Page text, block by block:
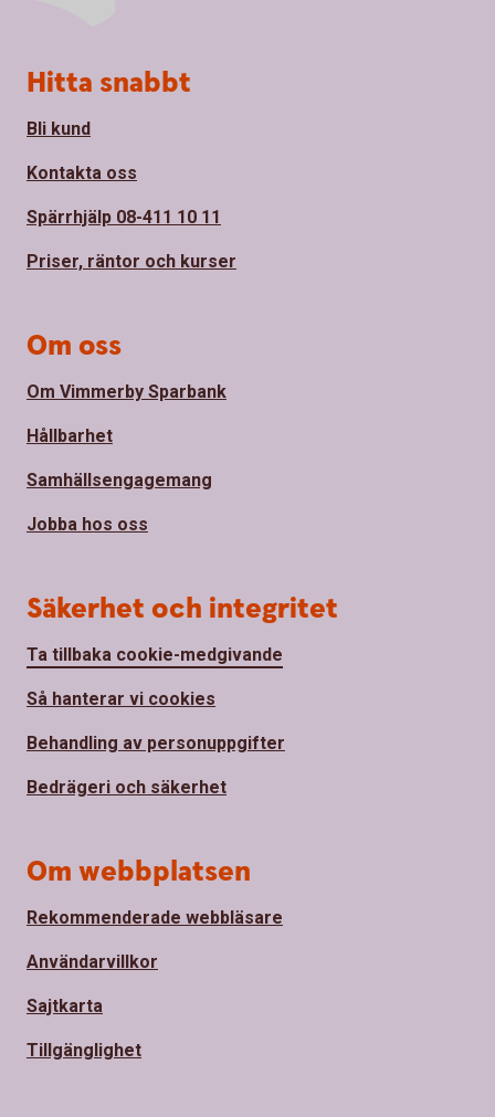
Sidfot
Hitta snabbt
Bli kund
Kontakta oss
Spärrhjälp 08-411 10 11
Priser, räntor och kurser
Om oss
Om Vimmerby Sparbank
Hållbarhet
Samhällsengagemang
Jobba hos oss
Säkerhet och integritet
Ta tillbaka cookie-medgivande
Så hanterar vi cookies
Behandling av personuppgifter
Bedrägeri och säkerhet
Om webbplatsen
Rekommenderade webbläsare
Användarvillkor
Sajtkarta
Tillgänglighet